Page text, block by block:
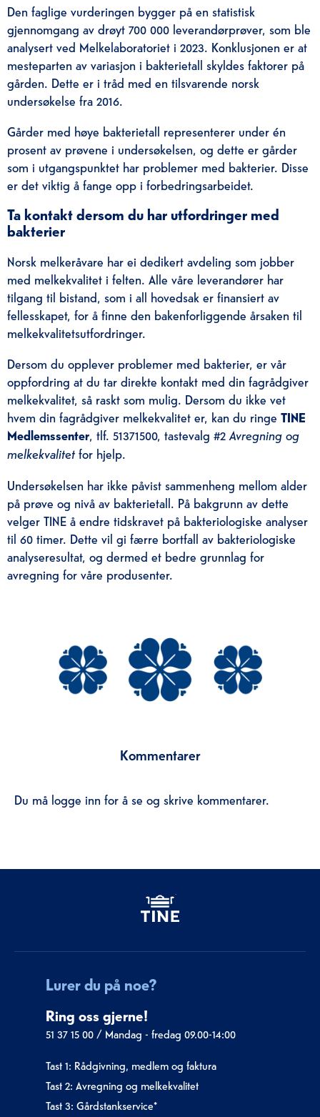
Den faglige vurderingen bygger på en statistisk
gjennomgang av drøyt 700 000 leverandørprøver, som ble
analysert ved Melkelaboratoriet i 2023. Konklusjonen er at
mesteparten av variasjon i bakterietall skyldes faktorer på
gården. Dette er i tråd med en tilsvarende norsk
undersøkelse fra 2016.
Gårder med høye bakterietall representerer under én
prosent av prøvene i undersøkelsen, og dette er gårder
som i utgangspunktet har problemer med bakterier. Disse
er det viktig å fange opp i forbedringsarbeidet.
Ta kontakt dersom du har utfordringer med
bakterier
Norsk melkeråvare har ei dedikert avdeling som jobber
med melkekvalitet i felten. Alle våre leverandører har
tilgang til bistand, som i all hovedsak er finansiert av
fellesskapet, for å finne den bakenforliggende årsaken til
melkekvalitetsutfordringer.
Dersom du opplever problemer med bakterier, er vår
oppfordring at du tar direkte kontakt med din fagrådgiver
melkekvalitet, så raskt som mulig. Dersom du ikke vet
hvem din fagrådgiver melkekvalitet er, kan du ringe TINE
Medlemssenter , tlf. 51371500, tastevalg #2 Avregning og
melkekvalitetfor hjelp.
Undersøkelsen har ikke påvist sammenheng mellom alder
på prøve og nivå av bakterietall. På bakgrunn av dette
velger TINE å endre tidskravet på bakteriologiske analyser
til 60 timer. Dette vil gi færre bortfall av bakteriologiske
analyseresultat, og dermed et bedre grunnlag for
avregning for våre produsenter.
Kommentarer
Du må logge inn for å se og skrive kommentarer.
Lurer du på noe?
Ring oss gjerne!
51 37 15 00/ Mandag - fredag 09.00-14:00
Tast 1: Rådgivning, medlem og faktura
Tast 2: Avregning og melkekvalitet
Tast 3: Gårdstankservice*